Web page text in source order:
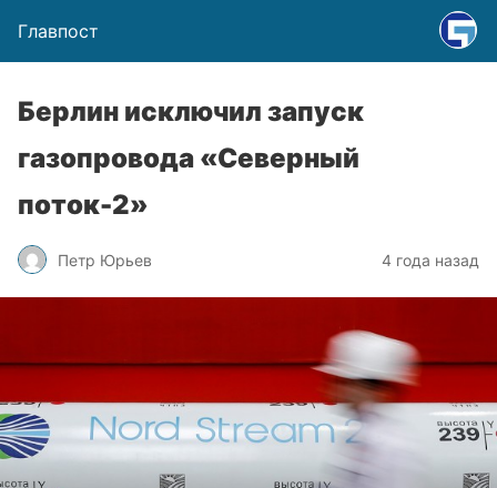
Главпост
Берлин исключил запуск
газопровода «Северный
поток-2»
Петр Юрьев 4 года назад